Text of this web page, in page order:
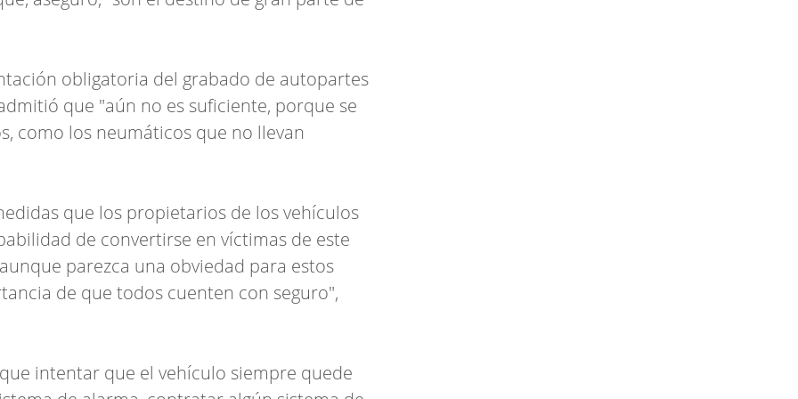
obligatoria del grabado de autopartes
que "aún no es suficiente, porque se
como los neumáticos que no llevan
que los propietarios de los vehículos
de convertirse en víctimas de este
parezca una obviedad para estos
de que todos cuenten con seguro",
intentar que el vehículo siempre quede